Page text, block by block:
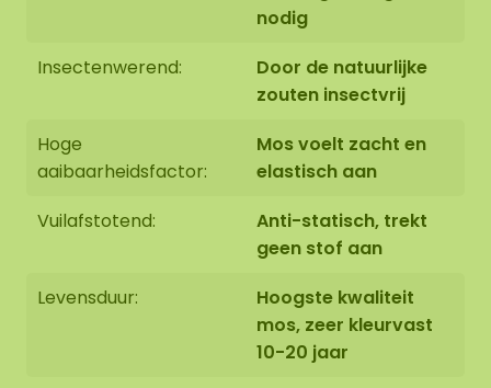
Randafwerking en gewicht
Afwerking 1: Rand niet afgewerkt.De kopse zijde
van het onder paneel is zwart. De rand van het
mos werken we netjes afgerond af, tegen het
zwarte paneel.Het totale gewicht van dit
mosschilderij is +/- 8 KG per m².
nodig
Insectenwerend:
Door de natuurlijke
zouten insectvrij
Hoge
aaibaarheidsfactor:
Mos voelt zacht en
elastisch aan
Vuilafstotend:
Anti-statisch, trekt
geen stof aan
Levensduur:
Hoogste kwaliteit
mos, zeer kleurvast
10-20 jaar